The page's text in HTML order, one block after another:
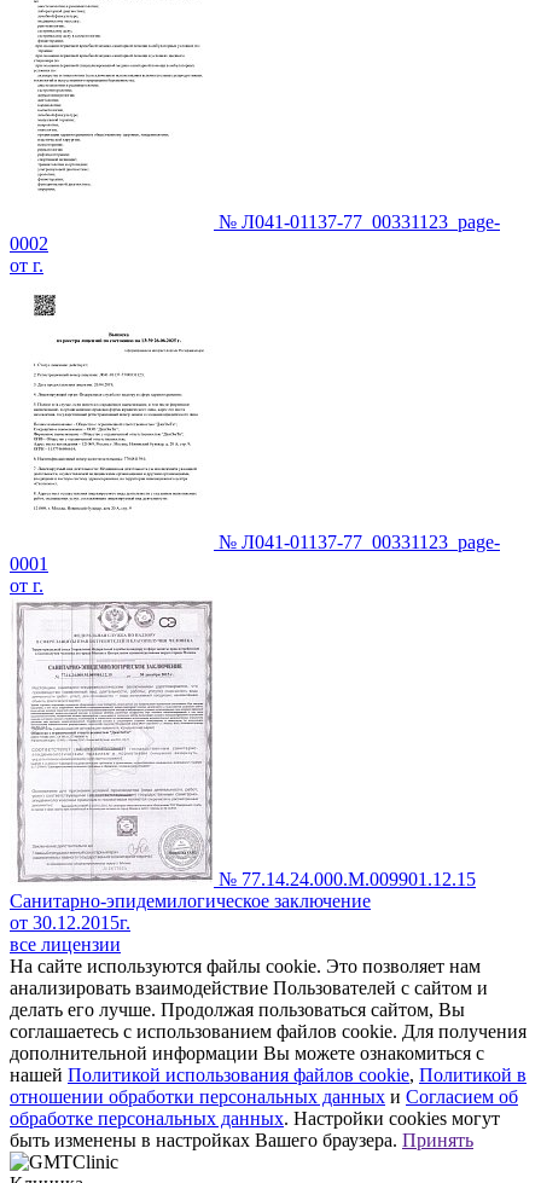
№ Л041-01137-77_00331123_page-
0002
от г.
№ Л041-01137-77_00331123_page-
0001
от г.
№ 77.14.24.000.М.009901.12.15
Санитарно-эпидемилогическое заключение
от 30.12.2015г.
все лицензии
На сайте используются файлы cookie. Это позволяет нам
анализировать взаимодействие Пользователей с сайтом и
делать его лучше. Продолжая пользоваться сайтом, Вы
соглашаетесь с использованием файлов cookie. Для получения
дополнительной информации Вы можете ознакомиться с
нашей Политикой использования файлов cookie, Политикой в
отношении обработки персональных данных и Согласием об
обработке персональных данных. Настройки cookies могут
быть изменены в настройках Вашего браузера. Принять